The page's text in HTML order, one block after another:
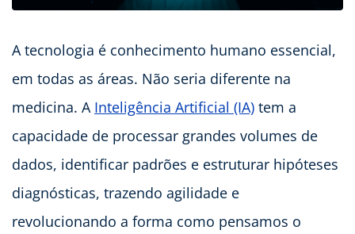
A tecnologia é conhecimento humano essencial,
em todas as áreas. Não seria diferente na
medicina. A Inteligência Artificial (IA) tem a
capacidade de processar grandes volumes de
dados, identificar padrões e estruturar hipóteses
diagnósticas, trazendo agilidade e
revolucionando a forma como pensamos o